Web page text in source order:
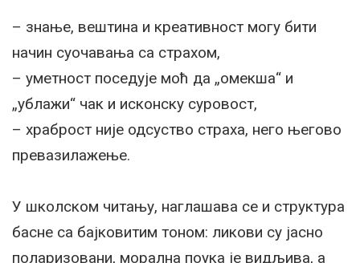
– знање, вештина и креативност могу бити
начин суочавања са страхом,
– уметност поседује моћ да „омекша“ и
„ублажи“ чак и исконску суровост,
– храброст није одсуство страха, него његово
превазилажење.
У школском читању, наглашава се и структура
басне са бајковитим тоном: ликови су јасно
поларизовани, морална поука је видљива, а